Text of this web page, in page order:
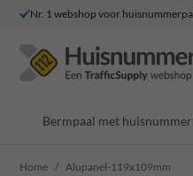
Nr. 1 webshop voor
Bermpaal met
Home Alupanel-119x109mm